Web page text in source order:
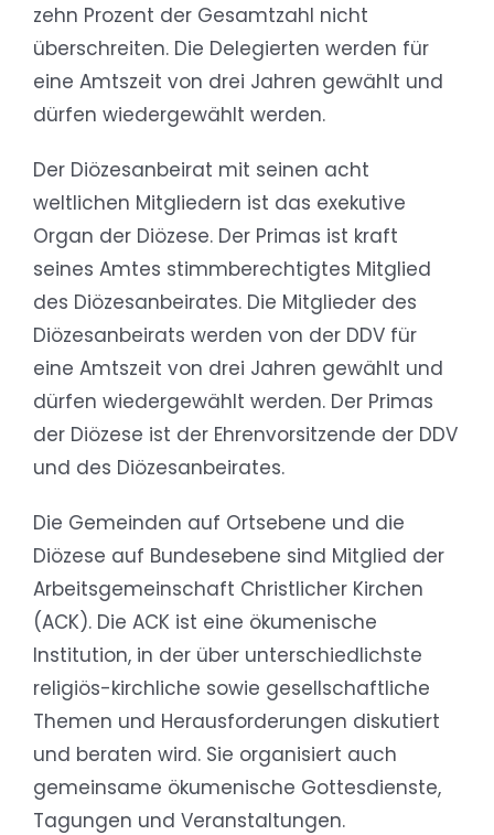
zehn Prozent der Gesamtzahl nicht
überschreiten. Die Delegierten werden für
eine Amtszeit von drei Jahren gewählt und
dürfen wiedergewählt werden.
Der Diözesanbeirat mit seinen acht
weltlichen Mitgliedern ist das exekutive
Organ der Diözese. Der Primas ist kraft
seines Amtes stimmberechtigtes Mitglied
des Diözesanbeirates. Die Mitglieder des
Diözesanbeirats werden von der DDV für
eine Amtszeit von drei Jahren gewählt und
dürfen wiedergewählt werden. Der Primas
der Diözese ist der Ehrenvorsitzende der DDV
und des Diözesanbeirates.
Die Gemeinden auf Ortsebene und die
Diözese auf Bundesebene sind Mitglied der
Arbeitsgemeinschaft Christlicher Kirchen
(ACK). Die ACK ist eine ökumenische
Institution, in der über unterschiedlichste
religiös-kirchliche sowie gesellschaftliche
Themen und Herausforderungen diskutiert
und beraten wird. Sie organisiert auch
gemeinsame ökumenische Gottesdienste,
Tagungen und Veranstaltungen.